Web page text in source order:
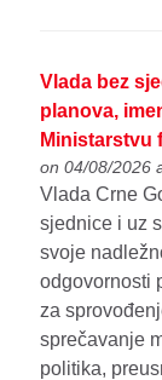
Vlada bez
planova,
Ministarstvu
on 04/08/2026
Vlada Crne
sjednice i uz
svoje
odgovornosti
za
sprečavanje
politika,